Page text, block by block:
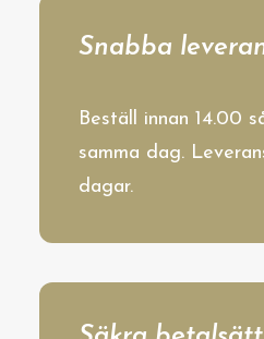
Snabba
Beställ innan 14.00
samma dag.
dagar.